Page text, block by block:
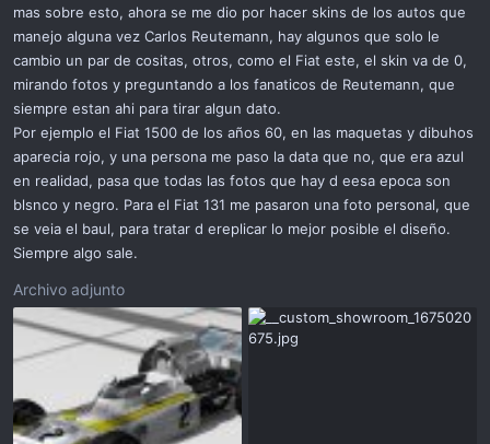
mas sobre esto, ahora se me dio por hacer skins de los autos que
manejo alguna vez Carlos Reutemann, hay algunos que solo le
cambio un par de cositas, otros, como el Fiat este, el skin va de 0,
mirando fotos y preguntando a los fanaticos de Reutemann, que
siempre estan ahi para tirar algun dato.
Por ejemplo el Fiat 1500 de los años 60, en las maquetas y dibuhos
aparecia rojo, y una persona me paso la data que no, que era azul
en realidad, pasa que todas las fotos que hay d eesa epoca son
blsnco y negro. Para el Fiat 131 me pasaron una foto personal, que
se veia el baul, para tratar d ereplicar lo mejor posible el diseño.
Siempre algo sale.
Archivo adjunto